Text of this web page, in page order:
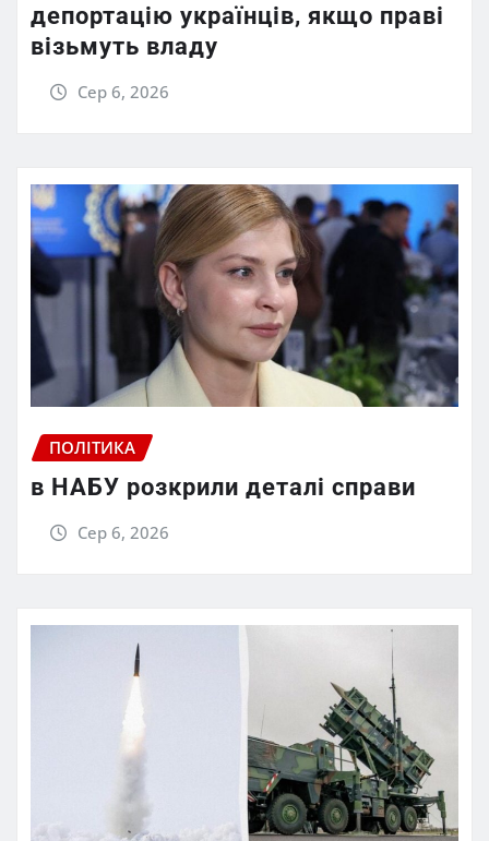
депортацію українців, якщо праві
візьмуть владу
Сер 6, 2026
ПОЛІТИКА
в НАБУ розкрили деталі справи
Сер 6, 2026